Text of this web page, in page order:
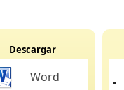
Descargar
Word